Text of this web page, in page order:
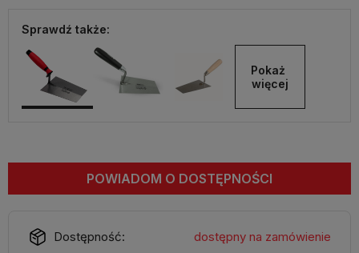
Sprawdź także:
Pokaż
więcej
POWIADOM O DOSTĘPNOŚCI
Dostępność: dostępny na zamówienie